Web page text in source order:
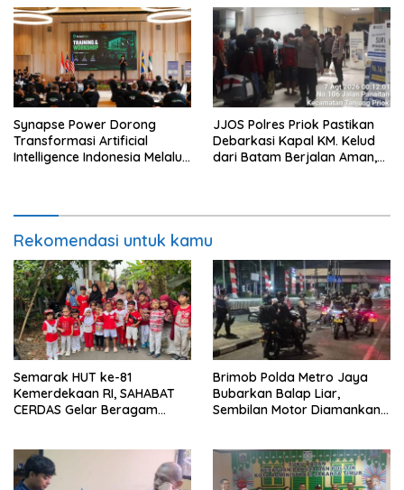
Synapse Power Dorong
Transformasi Artificial
Intelligence Indonesia Melalui
JJOS Polres Priok Pastikan
Debarkasi Kapal KM. Kelud
dari Batam Berjalan Aman,
Rekomendasi untuk kamu
Semarak HUT ke-81
Kemerdekaan RI, SAHABAT
CERDAS Gelar Beragam
Brimob Polda Metro Jaya
Bubarkan Balap Liar,
Sembilan Motor Diamankan